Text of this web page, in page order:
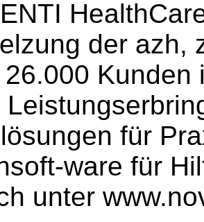
der azh,
für
ware für
unter